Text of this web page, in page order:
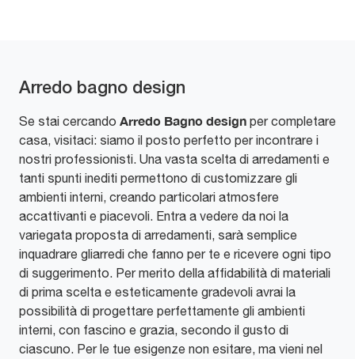
Arredo bagno design
Se stai cercando Arredo Bagno design per completare
casa, visitaci: siamo il posto perfetto per incontrare i
nostri professionisti. Una vasta scelta di arredamenti e
tanti spunti inediti permettono di customizzare gli
ambienti interni, creando particolari atmosfere
accattivanti e piacevoli. Entra a vedere da noi la
variegata proposta di arredamenti, sarà semplice
inquadrare gliarredi che fanno per te e ricevere ogni tipo
di suggerimento. Per merito della affidabilità di materiali
di prima scelta e esteticamente gradevoli avrai la
possibilità di progettare perfettamente gli ambienti
interni, con fascino e grazia, secondo il gusto di
ciascuno. Per le tue esigenze non esitare, ma vieni nel